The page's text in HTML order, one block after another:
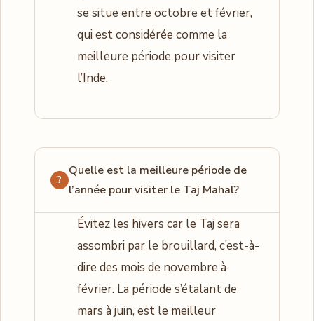
se situe entre octobre et février,
qui est considérée comme la
meilleure période pour visiter
l’Inde.
Quelle est la meilleure période de
l’année pour visiter le Taj Mahal?
Évitez les hivers car le Taj sera
assombri par le brouillard, c’est-à-
dire des mois de novembre à
février. La période s’étalant de
mars à juin, est le meilleur